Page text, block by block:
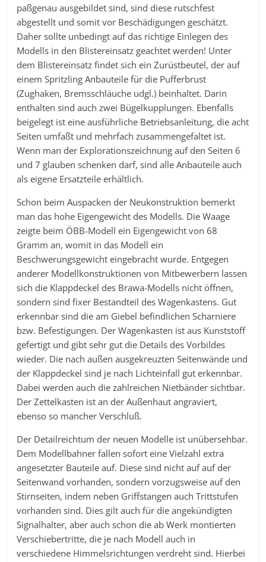
paßgenau ausgebildet sind, sind diese rutschfest
abgestellt und somit vor Beschädigungen geschätzt.
Daher sollte unbedingt auf das richtige Einlegen des
Modells in den Blistereinsatz geachtet werden! Unter
dem Blistereinsatz findet sich ein Zurüstbeutel, der auf
einem Spritzling Anbauteile für die Pufferbrust
(Zughaken, Bremsschläuche udgl.) beinhaltet. Darin
enthalten sind auch zwei Bügelkupplungen. Ebenfalls
beigelegt ist eine ausführliche Betriebsanleitung, die acht
Seiten umfaßt und mehrfach zusammengefaltet ist.
Wenn man der Explorationszeichnung auf den Seiten 6
und 7 glauben schenken darf, sind alle Anbauteile auch
als eigene Ersatzteile erhältlich.
Schon beim Auspacken der Neukonstruktion bemerkt
man das hohe Eigengewicht des Modells. Die Waage
zeigte beim ÖBB-Modell ein Eigengewicht von 68
Gramm an, womit in das Modell ein
Beschwerungsgewicht eingebracht wurde. Entgegen
anderer Modellkonstruktionen von Mitbewerbern lassen
sich die Klappdeckel des Brawa-Modells nicht öffnen,
sondern sind fixer Bestandteil des Wagenkastens. Gut
erkennbar sind die am Giebel befindlichen Scharniere
bzw. Befestigungen. Der Wagenkasten ist aus Kunststoff
gefertigt und gibt sehr gut die Details des Vorbildes
wieder. Die nach außen ausgekreuzten Seitenwände und
der Klappdeckel sind je nach Lichteinfall gut erkennbar.
Dabei werden auch die zahlreichen Nietbänder sichtbar.
Der Zettelkasten ist an der Außenhaut angraviert,
ebenso so mancher Verschluß.
Der Detailreichtum der neuen Modelle ist unübersehbar.
Dem Modellbahner fallen sofort eine Vielzahl extra
angesetzter Bauteile auf. Diese sind nicht auf auf der
Seitenwand vorhanden, sondern vorzugsweise auf den
Stirnseiten, indem neben Griffstangen auch Trittstufen
vorhanden sind. Dies gilt auch für die angekündigten
Signalhalter, aber auch schon die ab Werk montierten
Verschiebertritte, die je nach Modell auch in
verschiedene Himmelsrichtungen verdreht sind. Hierbei